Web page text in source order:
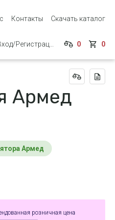
Контакты Скачать каталог
0 0
Армед
Армед
розничная цена